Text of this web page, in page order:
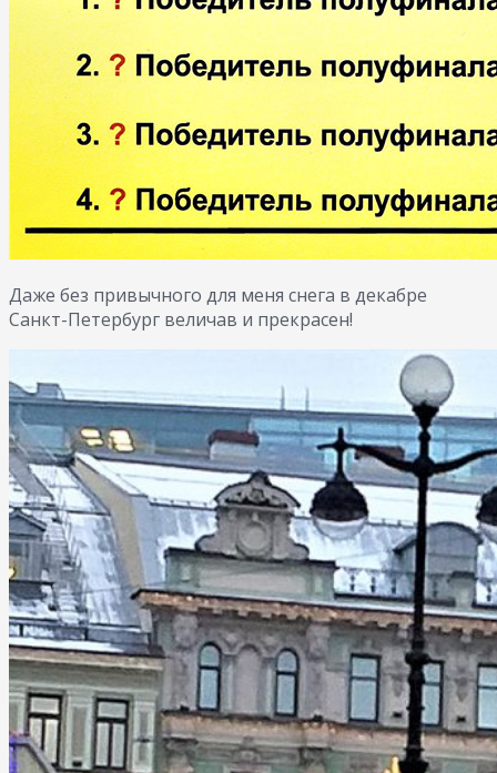
Даже без привычного для меня снега в декабре
Санкт-Петербург величав и прекрасен!